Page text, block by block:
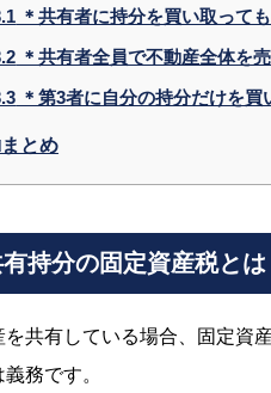
＊共有者に持分を買い取って
＊共有者全員で不動産全体を
＊第3者に自分の持分だけを買
とめ
持分の固定資産税とは
を共有している場合、固定資
務です。